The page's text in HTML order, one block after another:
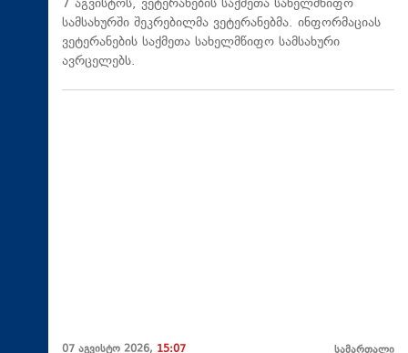
სამსახურში შეკრებილმა ვეტერანებმა. ინფორმაციას
ვეტერანების საქმეთა სახელმწიფო სამსახური
ავრცელებს.
07 აგვისტო 2026, 15:07